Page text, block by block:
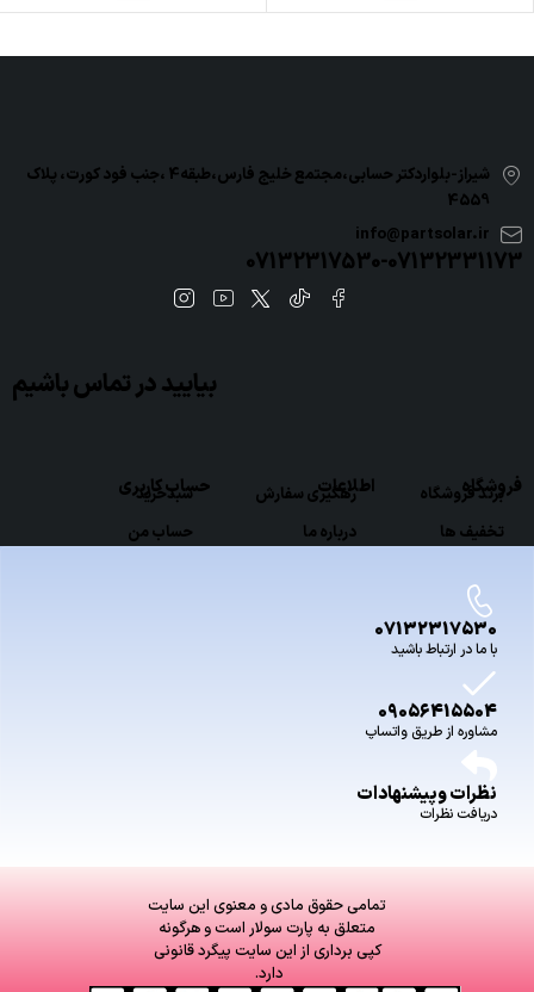
شیراز-بلواردکتر حسابی،مجتمع خلیج فارس،طبقه4 ،جنب فود کورت، پلاک
4559
info@partsolar.ir
07132317530-07132331173
فروشگاه
برند فروشگاه
تخفیف ها
اطلاعات
رهگیری سفارش
درباره ما
حساب کاربری
سبدخرید
حساب من
بیایید در تماس باشیم
07132317530
با ما در ارتباط باشید
09056415504
مشاوره از طریق واتساپ
نظرات وپیشنهادات
دریافت نظرات
تمامی حقوق مادی و معنوی این سایت
متعلق به پارت سولار است و هرگونه
کپی برداری از این سایت پیگرد قانونی
دارد.